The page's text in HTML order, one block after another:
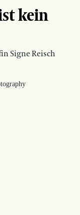
kein
Signe Reisch